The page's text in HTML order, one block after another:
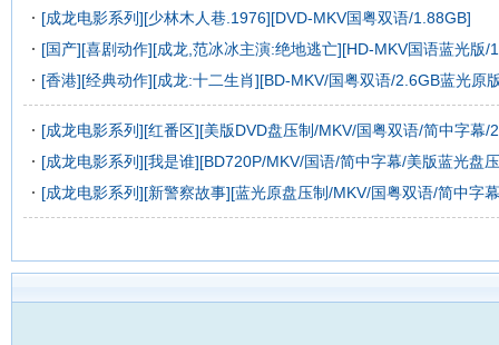
[成龙电影系列][少林木人巷.1976][DVD-MKV国粤双语/1.88GB]
[国产][喜剧动作][成龙,范冰冰主演:绝地逃亡][HD-MKV国语蓝光版/
[香港][经典动作][成龙:十二生肖][BD-MKV/国粤双语/2.6GB蓝光原
[成龙电影系列][红番区][美版DVD盘压制/MKV/国粤双语/简中字幕/
[成龙电影系列][我是谁][BD720P/MKV/国语/简中字幕/美版蓝光盘
[成龙电影系列][新警察故事][蓝光原盘压制/MKV/国粤双语/简中字